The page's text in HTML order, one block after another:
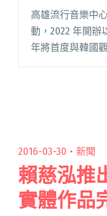
親臨現場烹飪
高雄流行音樂中
動，2022 年開辦
年將首度與韓國
樂團精彩卡司，
2016-03-30・ 新聞
賴慈泓推
實體作品